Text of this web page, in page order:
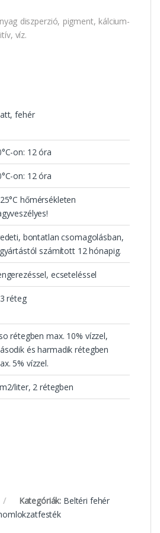
diszperzió, pigment, kálcium-
víz.
fehér
on: 12 óra
on: 12 óra
hőmérsékleten
bontatlan csomagolásban,
számított 12 hónapig.
ecseteléssel
réteg
rétegben max. 10% vízzel,
és harmadik rétegben
5% vízzel.
liter, 2 rétegben
Kategóriák: Beltéri fehér